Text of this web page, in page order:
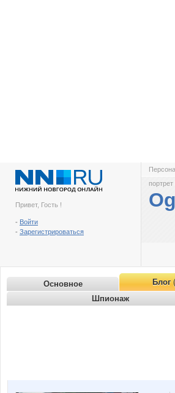
Привет, Гость !
- Войти
- Зарегистрироваться
Основное Блог
Шпионаж